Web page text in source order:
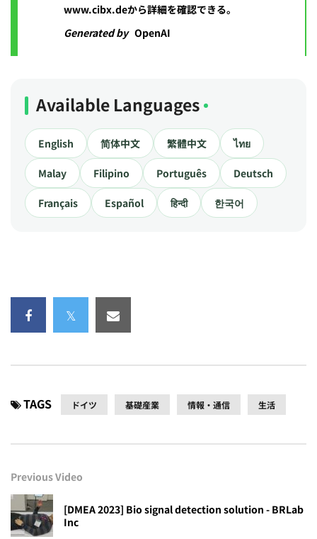
www.cibx.deから詳細を確認できる。
Generated by OpenAI
Available Languages
English 简体中文 繁體中文 ไทย
Malay Filipino Português Deutsch
Français Español हिन्दी 한국어
TAGS ドイツ 基礎産業 情報・通信 生活
Previous Video
[DMEA 2023] Bio signal detection solution - BRLab
Inc